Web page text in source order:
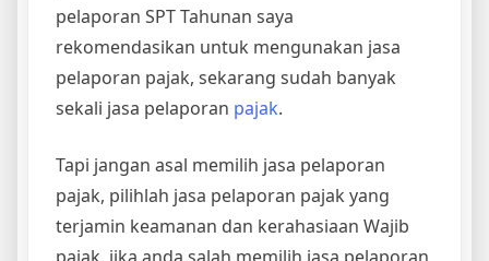
pelaporan SPT Tahunan saya
rekomendasikan untuk mengunakan jasa
pelaporan pajak, sekarang sudah banyak
sekali jasa pelaporan pajak.
Tapi jangan asal memilih jasa pelaporan
pajak, pilihlah jasa pelaporan pajak yang
terjamin keamanan dan kerahasiaan Wajib